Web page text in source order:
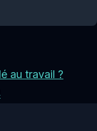
au travail ?